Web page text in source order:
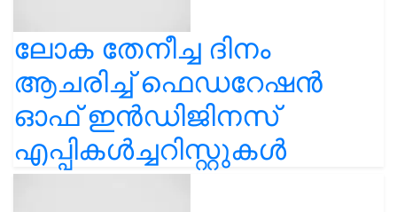
ലോക തേനീച്ച ദിനം
ആചരിച്ച് ഫെഡറേഷൻ
ഓഫ് ഇൻഡിജിനസ്
എപ്പികൾച്ചറിസ്റ്റുകൾ